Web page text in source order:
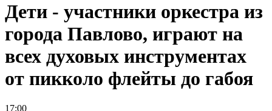
Дети - участники оркестра из
города Павлово, играют на
всех духовых инструментах
от пикколо флейты до габоя
17:00